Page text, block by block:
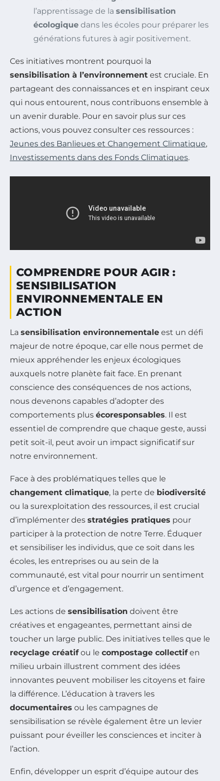
l’apprentissage de la sensibilisation
écologique dans les écoles pour préparer les
générations futures à agir positivement.
Ces initiatives montrent pourquoi la
sensibilisation à l’environnement est cruciale. En
partageant des connaissances et en inspirant ceux
qui nous entourent, nous contribuons ensemble à
un avenir durable. Pour en savoir plus sur ces
actions, vous pouvez consulter ces ressources :
Jeunes des Banlieues et Changement Climatique,
Investissements dans des Fonds Climatiques.
COMPRENDRE POUR AGIR :
SENSIBILISATION
ENVIRONNEMENTALE EN
ACTION
La sensibilisation environnementale est un défi
majeur de notre époque, car elle nous permet de
mieux appréhender les enjeux écologiques
auxquels notre planète fait face. En prenant
conscience des conséquences de nos actions,
nous devenons capables d’adopter des
comportements plus écoresponsables. Il est
essentiel de comprendre que chaque geste, aussi
petit soit-il, peut avoir un impact significatif sur
notre environnement.
Face à des problématiques telles que le
changement climatique, la perte de biodiversité
ou la surexploitation des ressources, il est crucial
d’implémenter des stratégies pratiques pour
participer à la protection de notre Terre. Éduquer
et sensibiliser les individus, que ce soit dans les
écoles, les entreprises ou au sein de la
communauté, est vital pour nourrir un sentiment
d’urgence et d’engagement.
Les actions de sensibilisation doivent être
créatives et engageantes, permettant ainsi de
toucher un large public. Des initiatives telles que le
recyclage créatifou le compostage collectifen
milieu urbain illustrent comment des idées
innovantes peuvent mobiliser les citoyens et faire
la différence. L’éducation à travers les
documentaires ou les campagnes de
sensibilisation se révèle également être un levier
puissant pour éveiller les consciences et inciter à
l’action.
Enfin, développer un esprit d’équipe autour des